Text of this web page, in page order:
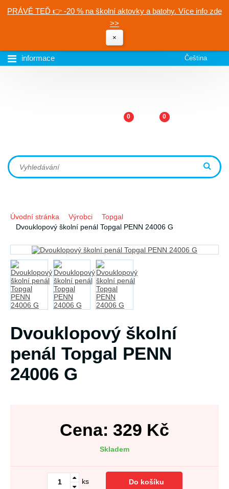
PRÁVĚ TEĎ 👉 -20 % na školní aktovky a batohy. Více info zde
>>
×
informace Čeština
0 0
Úvodní stránka Výrobci
Topgal
Dvouklopový školní penál Topgal PENN 24006 G
Dvouklopový školní
penál Topgal PENN
24006 G
Cena: 329 Kč
Skladem
ks Do košíku